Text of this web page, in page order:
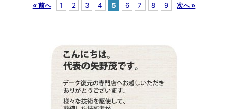
« 前へ 1 2 3 4 5 6 7 8 9 次へ »